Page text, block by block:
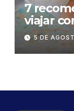
7
viajar
dentro
5 DE